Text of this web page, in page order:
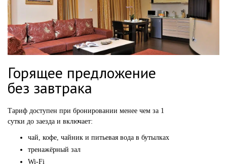
Горящее предложение
без завтрака
Тариф доступен при бронировании менее чем за 1
сутки до заезда и включает:
чай, кофе, чайник и питьевая вода в бутылках
тренажёрный зал
Wi-Fi